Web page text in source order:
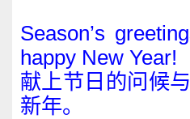
Season’s
happy New Year!
献上节日的问候
新年。